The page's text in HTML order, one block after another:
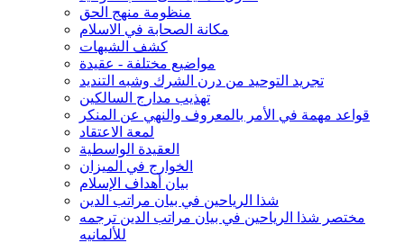
منظومة منهج الحق
مكانة الصحابة في الاسلام
كشف الشبهات
مواضيع مختلفة - عقيدة
تجريد التوحيد من درن الشرك وشبه التنديد
تهذيب مدارج السالكين
قواعد مهمة في الأمر بالمعروف والنهي عن المنكر
لمعة الاعتقاد
العقيدة الواسطية
الخوارج في الميزان
بيان أهداف الإسلام
شذا الرياحين في بيان مراتب الدين
مختصر شذا الرياحين في بيان مراتب الدين ترجمه
للألمانيه